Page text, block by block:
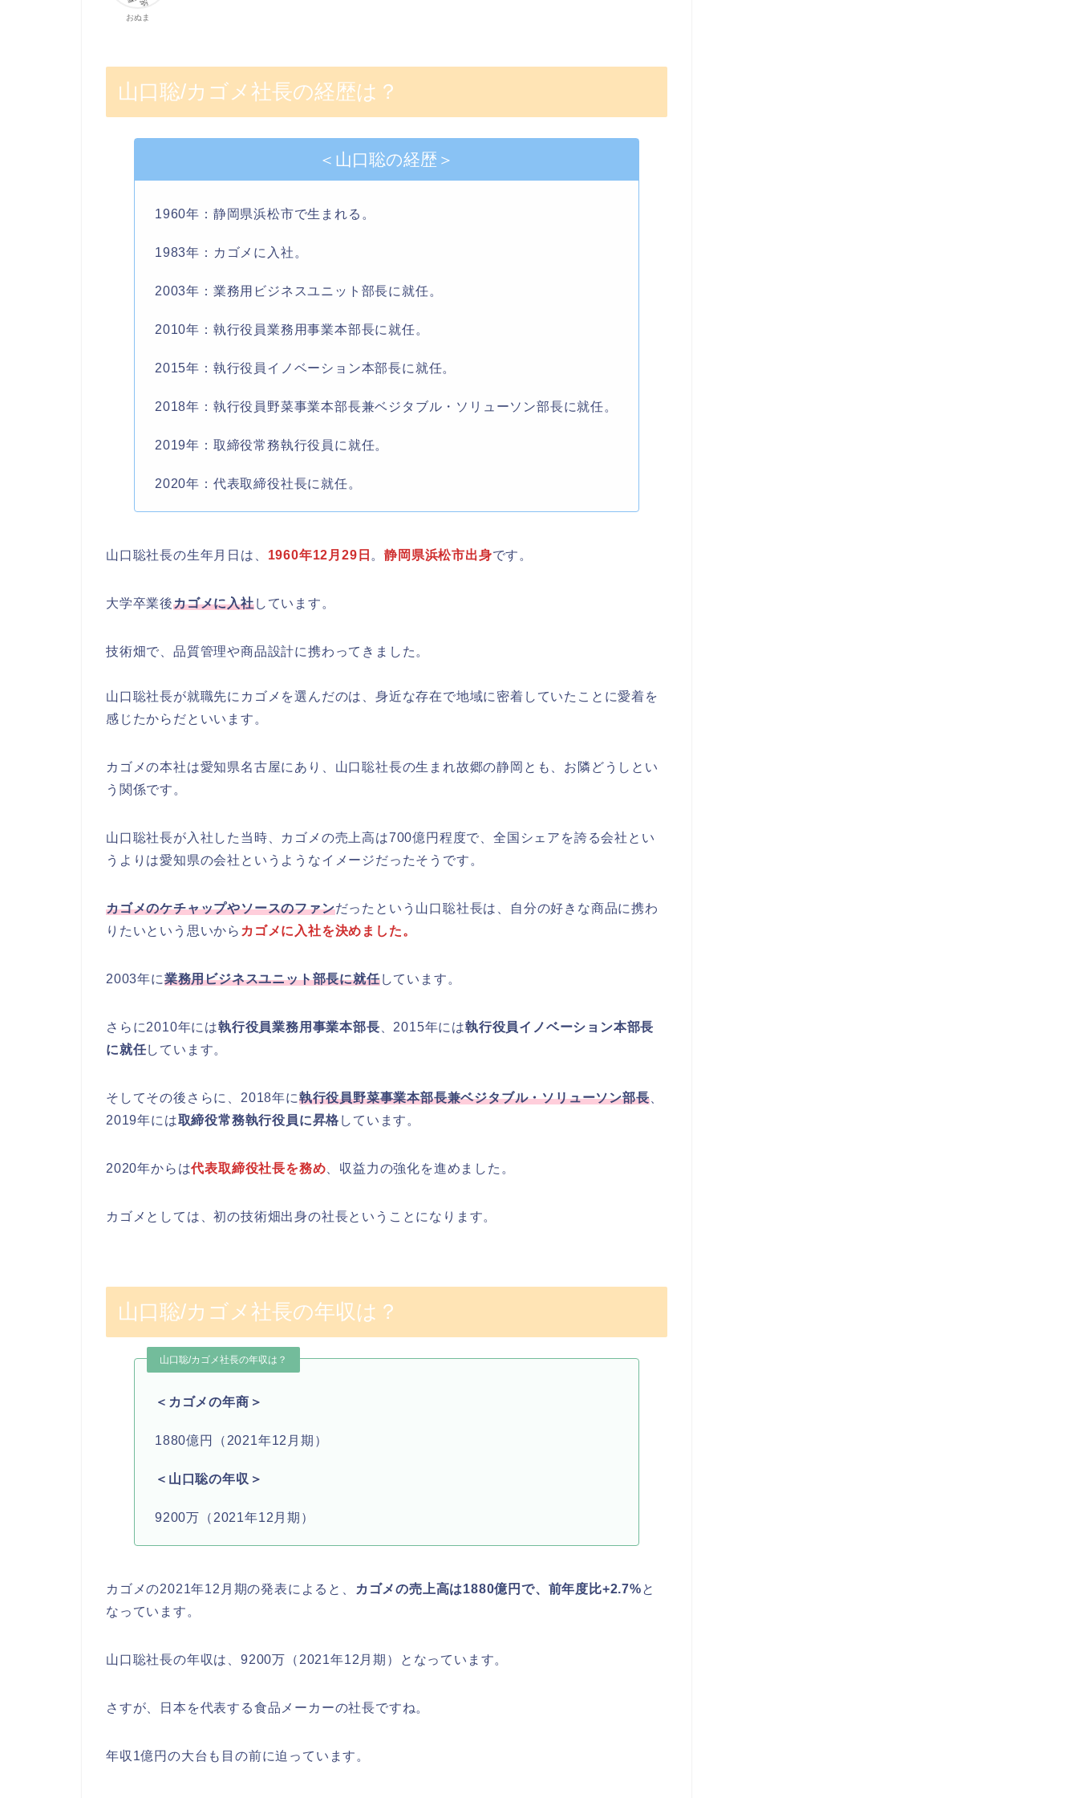
おぬま
山口聡/カゴメ社長の経歴は？
＜山口聡の経歴＞
1960年：静岡県浜松市で生まれる。
1983年：カゴメに入社。
2003年：業務用ビジネスユニット部長に就任。
2010年：執行役員業務用事業本部長に就任。
2015年：執行役員イノベーション本部長に就任。
2018年：執行役員野菜事業本部長兼ベジタブル・ソリューソン部長に就任。
2019年：取締役常務執行役員に就任。
2020年：代表取締役社長に就任。
山口聡社長の生年月日は、 1960年12月29日 。静岡県浜松市出身です。
大学卒業後カゴメに入社しています。
技術畑で、品質管理や商品設計に携わってきました。
山口聡社長が就職先にカゴメを選んだのは、身近な存在で地域に密着していたことに愛着を
感じたからだといいます。
カゴメの本社は愛知県名古屋にあり、山口聡社長の生まれ故郷の静岡とも、お隣どうしとい
う関係です。
山口聡社長が入社した当時、カゴメの売上高は700億円程度で、全国シェアを誇る会社とい
うよりは愛知県の会社というようなイメージだったそうです。
カゴメのケチャップやソースのファンだったという山口聡社長は、自分の好きな商品に携わ
りたいという思いから カゴメに入社を決めました。
2003年に業務用ビジネスユニット部長に就任しています。
さらに2010年には執行役員業務用事業本部長 、2015年には執行役員イノベーション本部長
に就任しています。
そしてその後さらに、2018年に執行役員野菜事業本部長兼ベジタブル・ソリューソン部長、
2019年には取締役常務執行役員に昇格 しています。
2020年からは代表取締役社長を務め 、収益力の強化を進めました。
カゴメとしては、初の技術畑出身の社長ということになります。
山口聡/カゴメ社長の年収は？
山口聡/カゴメ社長の年収は？
＜カゴメの年商＞
1880億円（2021年12月期）
＜山口聡の年収＞
9200万（2021年12月期）
カゴメの2021年12月期の発表によると、 カゴメの売上高は1880億円で、前年度比+2.7%と
なっています。
山口聡社長の年収は、9200万（2021年12月期）となっています。
さすが、日本を代表する食品メーカーの社長ですね。
年収1億円の大台も目の前に迫っています。